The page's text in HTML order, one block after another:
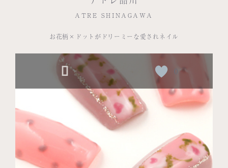
ATRE SHINAGAWA
お花柄×ドットがドリーミーな愛されネイル